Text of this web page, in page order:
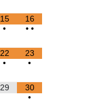
15
•
16
• •
22
•
23
•
29
30
•